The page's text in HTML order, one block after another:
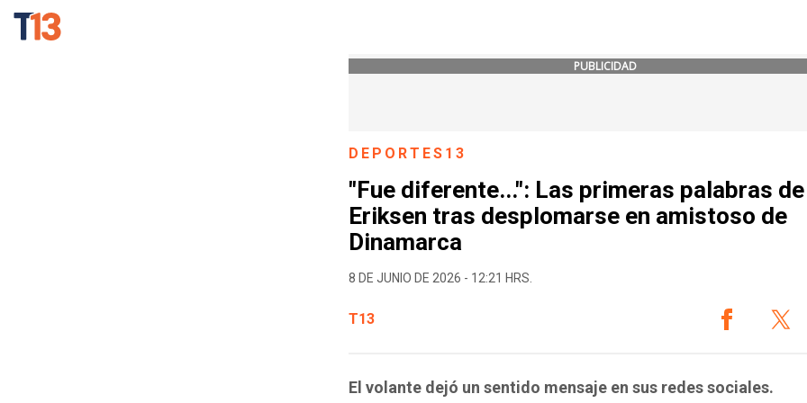
PUBLICIDAD
DEPORTES13
"Fue diferente...": Las primeras palabras de
Eriksen tras desplomarse en amistoso de
Dinamarca
8 DE JUNIO DE 2026 - 12:21 HRS.
T13
El volante dejó un sentido mensaje en sus redes sociales.